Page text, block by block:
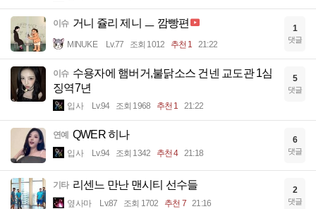
이슈 거니 쥴리 제니 ㅡ 깜빵편
MINUKE Lv.77 조회 1012 추천 1 21:22
1
댓글
이슈 수용자에 햄버거,불닭소스 건넨 교도관 1심
징역7년
입사 Lv.94 조회 1968 추천 1 21:22
5
댓글
연예 QWER 히나
입사 Lv.94 조회 1342 추천 4 21:18
6
댓글
기타 리센느 만난 맨시티 선수들
옆사마 Lv.87 조회 1702 추천 7 21:16
2
댓글